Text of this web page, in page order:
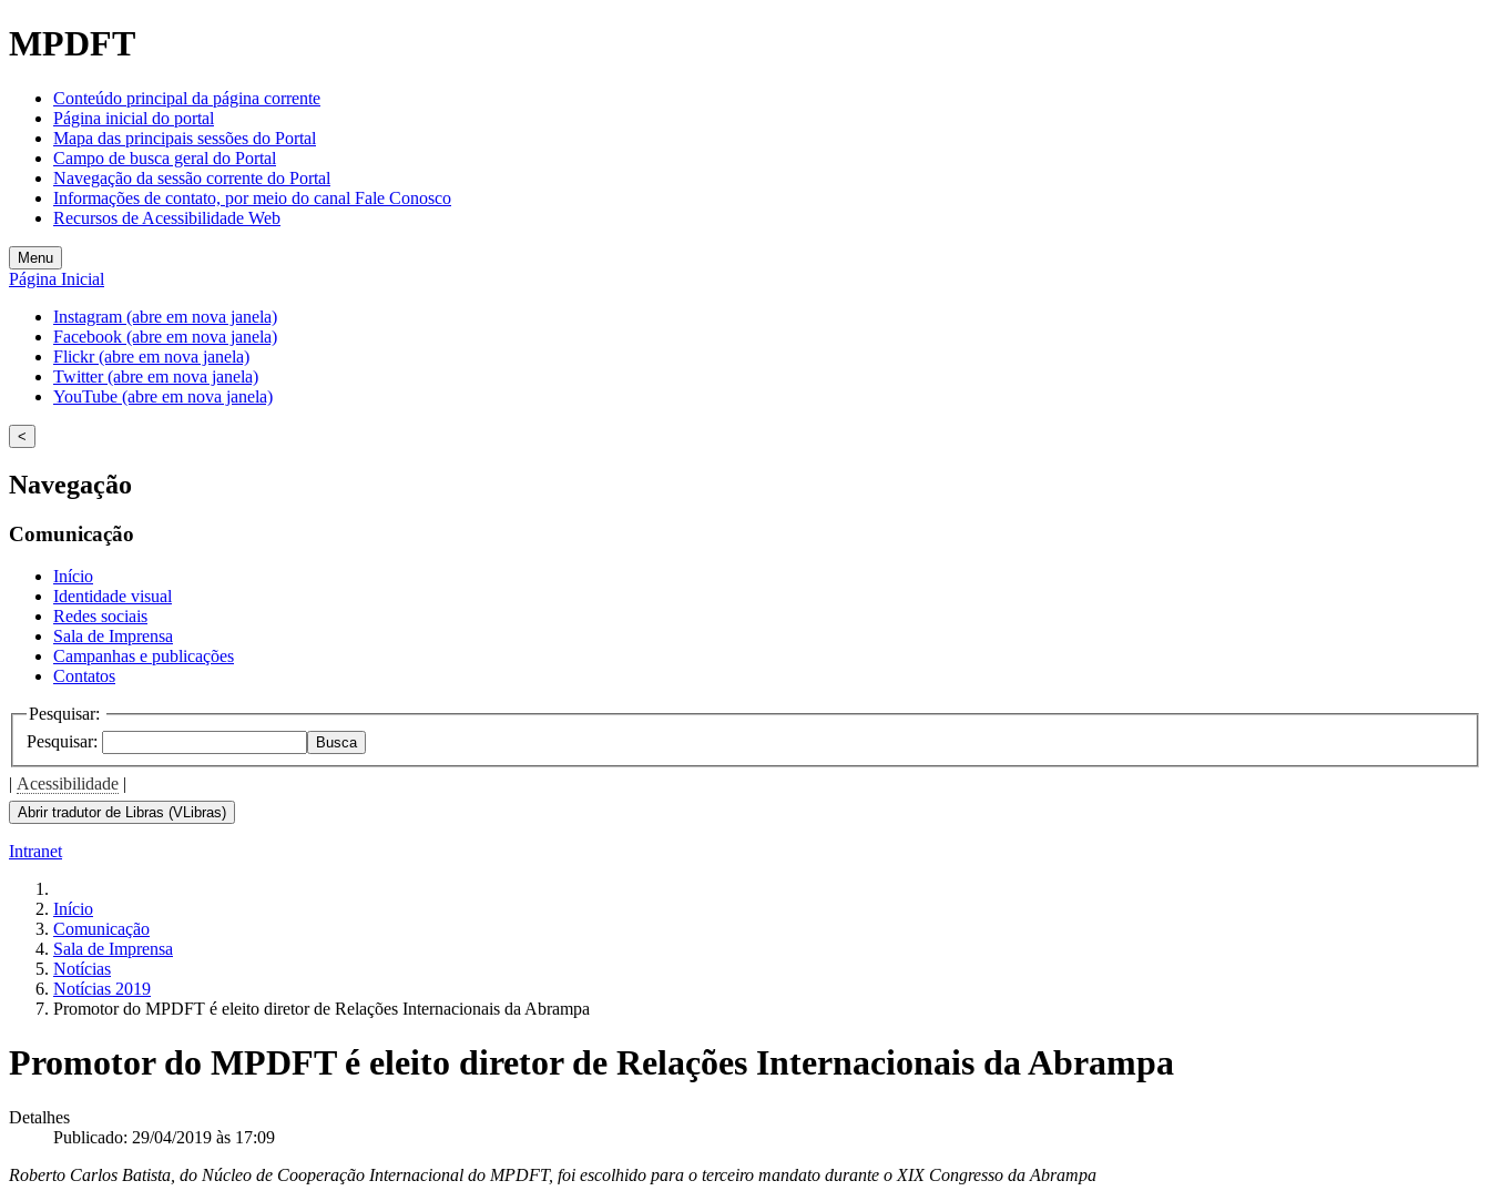
MPDFT
Conteúdo principal da página corrente
Página inicial do portal
Mapa das principais sessões do Portal
Campo de busca geral do Portal
Navegação da sessão corrente do Portal
Informações de contato, por meio do canal Fale Conosco
Recursos de Acessibilidade Web
Menu
Página Inicial
Instagram (abre em nova janela)
Facebook (abre em nova janela)
Flickr (abre em nova janela)
Twitter (abre em nova janela)
YouTube (abre em nova janela)
<
Navegação
Comunicação
Início
Identidade visual
Redes sociais
Sala de Imprensa
Campanhas e publicações
Contatos
Pesquisar:
Pesquisar:
Busca
| Acessibilidade |
Abrir tradutor de Libras (VLibras)
Intranet
Início
Comunicação
Sala de Imprensa
Notícias
Notícias 2019
Promotor do MPDFT é eleito diretor de Relações Internacionais da Abrampa
Promotor do MPDFT é eleito diretor de Relações Internacionais da Abrampa
Detalhes
Publicado: 29/04/2019 às 17:09
Roberto Carlos Batista, do Núcleo de Cooperação Internacional do MPDFT, foi escolhido para o terceiro mandato durante o XIX Congresso da Abrampa